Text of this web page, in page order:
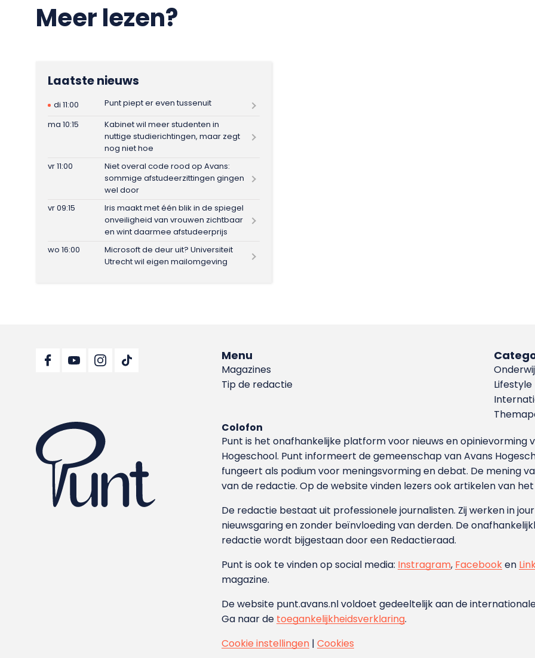
Meer lezen?
Laatste nieuws
di 11:00
Punt piept er even tussenuit
ma 10:15
Kabinet wil meer studenten in
nuttige studierichtingen, maar zegt
nog niet hoe
vr 11:00
Niet overal code rood op Avans:
sommige afstudeerzittingen gingen
wel door
vr 09:15
Iris maakt met één blik in de spiegel
onveiligheid van vrouwen zichtbaar
en wint daarmee afstudeerprijs
wo 16:00
Microsoft de deur uit? Universiteit
Utrecht wil eigen mailomgeving
Menu
Magazines
Tip de redactie
Lifestyle
Colofon
Punt is het onafhankelijke platform voor nieuws en
Hoge­school. Punt informeert de gemeenschap van Avans
fungeert als podium voor meningsvorming en debat. De mening
van de redactie. Op de website vinden lezers ook artikelen van
De redactie bestaat uit professionele journalisten. Zij werken in
nieuwsgaring en zonder beïnvloeding van derden. De
redactie wordt bijgestaan door een Redactieraad.
Punt is ook te vinden op social media: Instragram, Facebooken
magazine.
De website punt.avans.nl voldoet gedeeltelijk aan de
Ga naar de toegankelijkheidsverklaring.
Cookie instellingen |Cookies